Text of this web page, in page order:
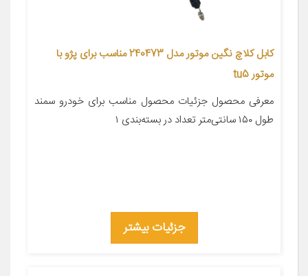
کابل کلاچ نگین موتور مدل 240473 مناسب برای پژو با
موتور tu5
معرفی محصول جزئیات محصول مناسب برای خودرو سمند
طول ۱۵۰ سانتی‌متر تعداد در بسته‌بندی ۱
جزئیات بیشتر